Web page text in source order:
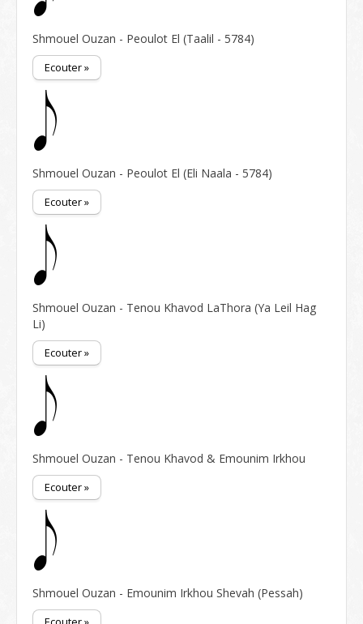
Shmouel Ouzan - Peoulot El (Taalil - 5784)
Ecouter »
Shmouel Ouzan - Peoulot El (Eli Naala - 5784)
Ecouter »
Shmouel Ouzan - Tenou Khavod LaThora (Ya Leil Hag
Li)
Ecouter »
Shmouel Ouzan - Tenou Khavod & Emounim Irkhou
Ecouter »
Shmouel Ouzan - Emounim Irkhou Shevah (Pessah)